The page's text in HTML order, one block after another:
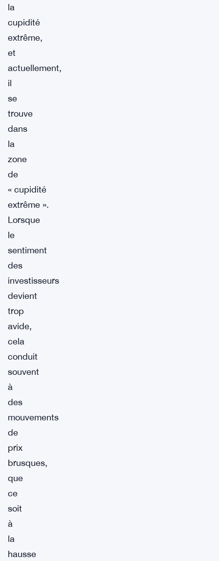
la
cupidité
extrême,
et
actuellement,
il
se
trouve
dans
la
zone
de
« cupidité
extrême ».
Lorsque
le
sentiment
des
investisseurs
devient
trop
avide,
cela
conduit
souvent
à
des
mouvements
de
prix
brusques,
que
ce
soit
à
la
hausse